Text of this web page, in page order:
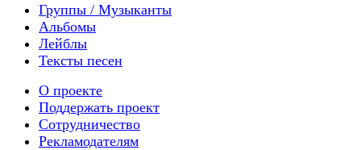
Группы / Музыканты
Альбомы
Лейблы
Тексты песен
О проекте
Поддержать проект
Сотрудничество
Рекламодателям